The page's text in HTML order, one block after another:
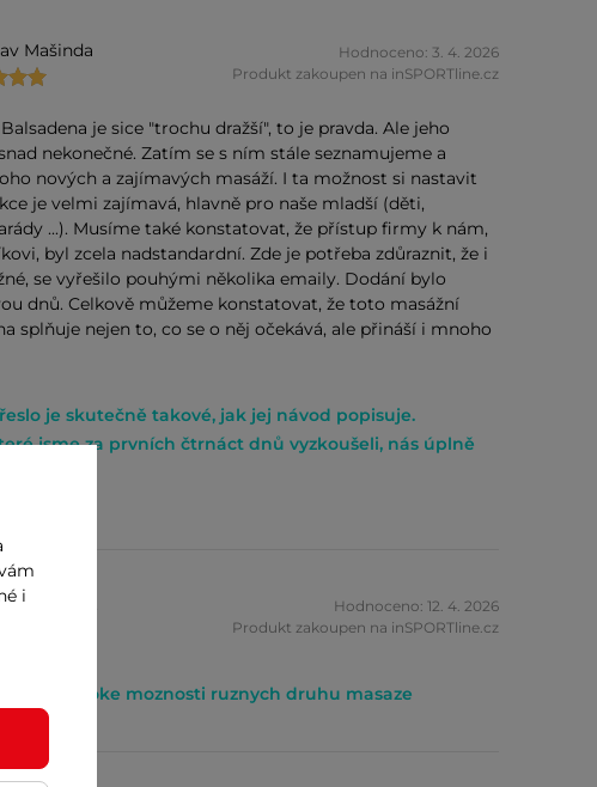
Mašinda
Hodnoceno: 3. 4. 2026
Produkt zakoupen na inSPORTline.cz
je sice "trochu dražší", to je pravda. Ale jeho
nekonečné. Zatím se s ním stále seznamujeme a
nových a zajímavých masáží. I ta možnost si nastavit
je velmi zajímavá, hlavně pro naše mladší (děti,
...). Musíme také konstatovat, že přístup firmy k nám,
byl zcela nadstandardní. Zde je potřeba zdůraznit, že i
se vyřešilo pouhými několika emaily. Dodání bylo
dnů. Celkově můžeme konstatovat, že toto masážní
splňuje nejen to, co se o něj očekává, ale přináší i mnoho
je skutečně takové, jak jej návod popisuje.
jsme za prvních čtrnáct dnů vyzkoušeli, nás úplně
zákazník
Hodnoceno: 12. 4. 2026
Produkt zakoupen na inSPORTline.cz
a siroke moznosti ruznych druhu masaze
i